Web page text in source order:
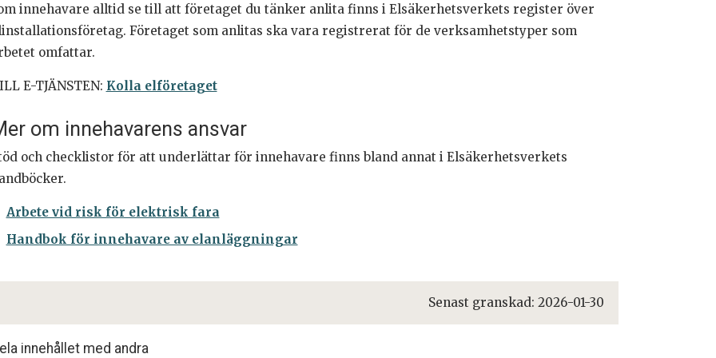
innehavare alltid se till att företaget du tänker anlita finns i Elsäkerhetsverkets register över
Företaget som anlitas ska vara registrerat för de verksamhetstyper som
omfattar.
E-TJÄNSTEN: Kolla elföretaget
om innehavarens ansvar
och checklistor för att underlättar för innehavare finns bland annat i Elsäkerhetsverkets
Arbete vid risk för elektrisk fara
Handbok för innehavare av elanläggningar
Senast granskad: 2026-01-30
innehållet med andra